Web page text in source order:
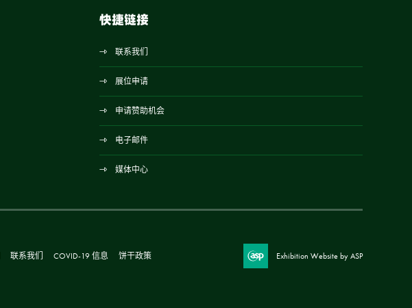
快捷链接
联系我们
展位申请
申请赞助机会
电子邮件
媒体中心
联系我们 COVID-19 信息 饼干政策 Exhibition Website by ASP